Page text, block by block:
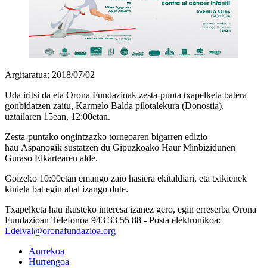
Argitaratua: 2018/07/02
Uda iritsi da eta Orona Fundazioak zesta-punta txapelketa batera
gonbidatzen zaitu, Karmelo Balda pilotalekura (Donostia),
uztailaren 15ean, 12:00etan.
Zesta-puntako ongintzazko torneoaren bigarren edizio
hau Aspanogik sustatzen du Gipuzkoako Haur Minbizidunen
Guraso Elkartearen alde.
Goizeko 10:00etan emango zaio hasiera ekitaldiari, eta txikienek
kiniela bat egin ahal izango dute.
Txapelketa hau ikusteko interesa izanez gero, egin erreserba Orona
Fundazioan Telefonoa 943 33 55 88 - Posta elektronikoa:
Ldelval@oronafundazioa.org
Aurrekoa
Hurrengoa